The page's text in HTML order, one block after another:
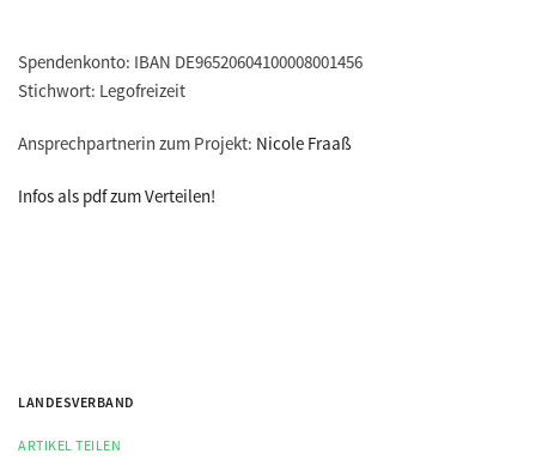
Spendenkonto: IBAN DE96520604100008001456
Stichwort: Legofreizeit
Ansprechpartnerin zum Projekt: Nicole Fraaß
Infos als pdf zum Verteilen!
LANDESVERBAND
ARTIKEL TEILEN